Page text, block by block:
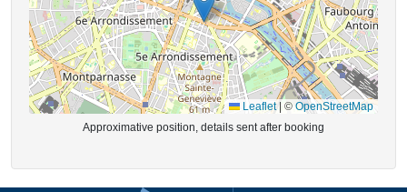
Leaflet | © OpenStreetMap
Approximative position, details sent after booking